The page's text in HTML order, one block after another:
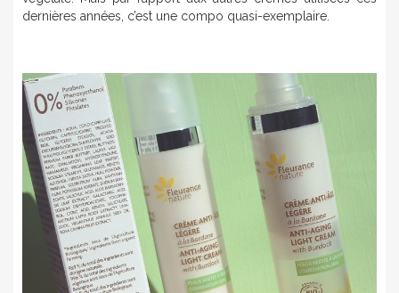
dernières années, c’est une compo quasi-exemplaire.